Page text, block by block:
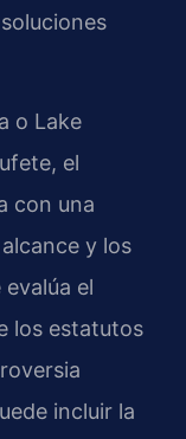
o Lake
el
con una
y los
el
los estatutos
incluir la